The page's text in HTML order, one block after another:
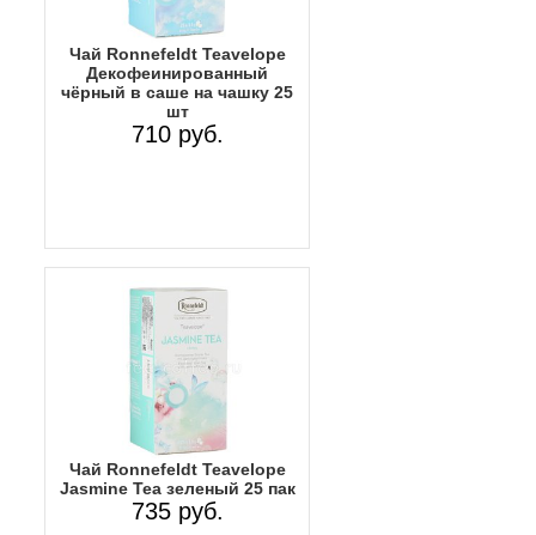
Чай Ronnefeldt Teavelope
Декофеинированный
чёрный в саше на чашку 25
шт
710 руб.
Чай Ronnefeldt Teavelope
Jasmine Tea зеленый 25 пак
735 руб.